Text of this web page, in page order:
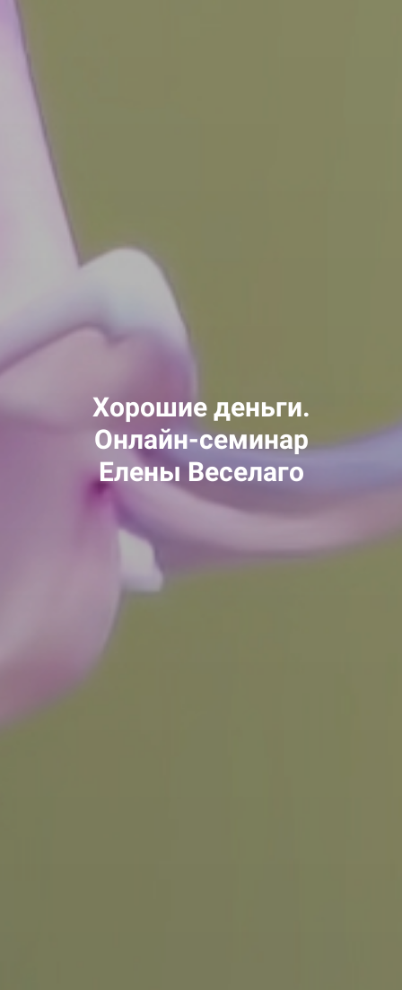
Хорошие деньги.
Онлайн-семинар
Елены Веселаго